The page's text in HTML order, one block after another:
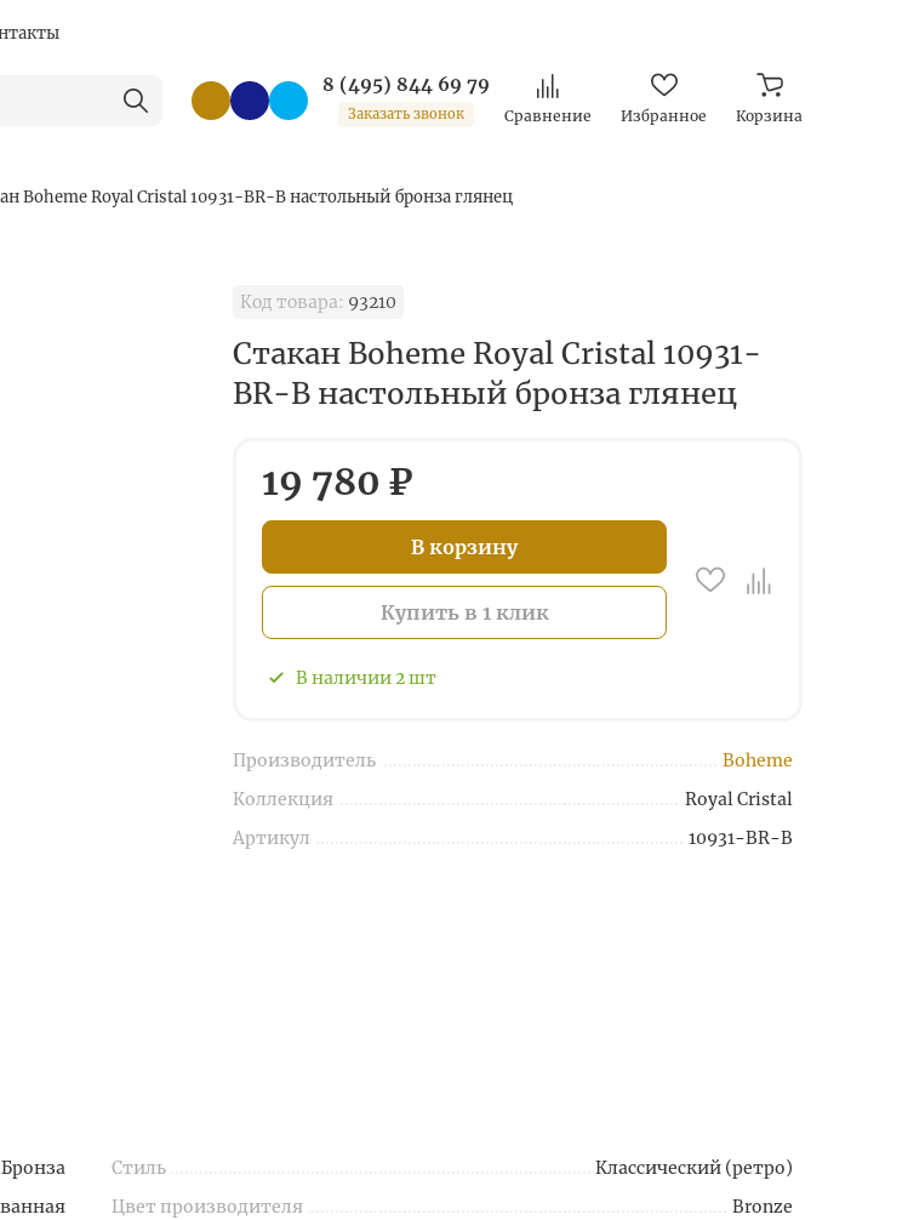
8 (495) 844 69 79
Заказать звонок Сравнение Избранное Корзина
Boheme Royal Cristal 10931-BR-B настольный бронза глянец
Код товара: 93210
Стакан Boheme Royal Cristal 10931-
BR-B настольный бронза глянец
19 780 ₽
В корзину
Купить в 1 клик
В наличии2шт
Производитель
Boheme
Коллекция
Royal Cristal
Артикул
10931-BR-B
Бронза
Стиль
Классический (ретро)
Цвет производителя
Bronze